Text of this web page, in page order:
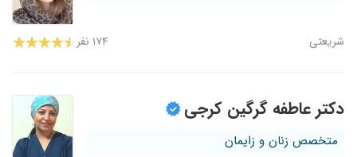
شریعتی ۱۷۴ نفر
دکتر عاطفه گرگین کرجی
متخصص زنان و زایمان